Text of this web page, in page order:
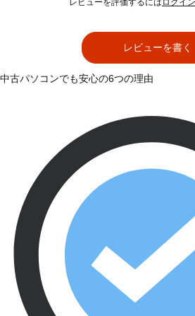
レビューを書く
中古パソコンでも安心の6つの理由